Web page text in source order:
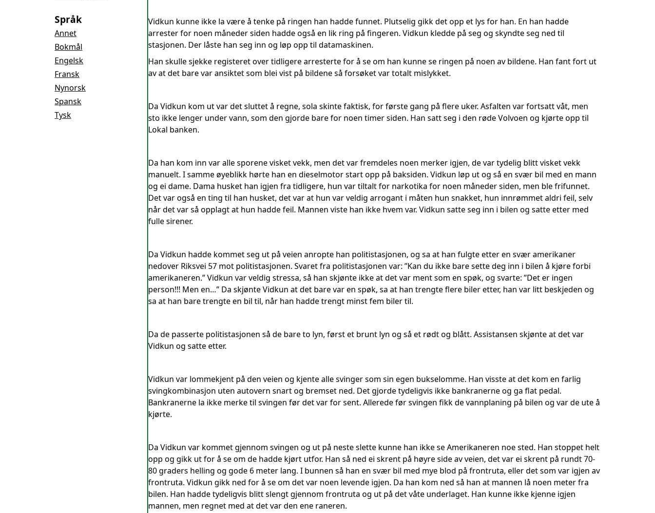
Språk
Annet
Bokmål
Engelsk
Fransk
Nynorsk
Spansk
Tysk
Vidkun kunne ikke la være å tenke på ringen han hadde funnet. Plutselig gikk det opp et lys for han. En han hadde
arrester for noen måneder siden hadde også en lik ring på fingeren. Vidkun kledde på seg og skyndte seg ned til
stasjonen. Der låste han seg inn og løp opp til datamaskinen.
Han skulle sjekke registeret over tidligere arresterte for å se om han kunne se ringen på noen av bildene. Han fant fort ut
av at det bare var ansiktet som blei vist på bildene så forsøket var totalt mislykket.
Da Vidkun kom ut var det sluttet å regne, sola skinte faktisk, for første gang på flere uker. Asfalten var fortsatt våt, men
sto ikke lenger under vann, som den gjorde bare for noen timer siden. Han satt seg i den røde Volvoen og kjørte opp til
Lokal banken.
Da han kom inn var alle sporene visket vekk, men det var fremdeles noen merker igjen, de var tydelig blitt visket vekk
manuelt. I samme øyeblikk hørte han en dieselmotor start opp på baksiden. Vidkun løp ut og så en svær bil med en mann
og ei dame. Dama husket han igjen fra tidligere, hun var tiltalt for narkotika for noen måneder siden, men ble frifunnet.
Det var også en ting til han husket, det var at hun var veldig arrogant i måten hun snakket, hun innrømmet aldri feil, selv
når det var så opplagt at hun hadde feil. Mannen viste han ikke hvem var. Vidkun satte seg inn i bilen og satte etter med
fulle sirener.
Da Vidkun hadde kommet seg ut på veien anropte han politistasjonen, og sa at han fulgte etter en svær amerikaner
nedover Riksvei 57 mot politistasjonen. Svaret fra politistasjonen var: ”Kan du ikke bare sette deg inn i bilen å kjøre forbi
amerikaneren.” Vidkun var veldig stressa, så han skjønte ikke at det var ment som en spøk, og svarte: ”Det er ingen
person!!! Men en…” Da skjønte Vidkun at det bare var en spøk, sa at han trengte flere biler etter, han var litt beskjeden og
sa at han bare trengte en bil til, når han hadde trengt minst fem biler til.
Da de passerte politistasjonen så de bare to lyn, først et brunt lyn og så et rødt og blått. Assistansen skjønte at det var
Vidkun og satte etter.
Vidkun var lommekjent på den veien og kjente alle svinger som sin egen bukselomme. Han visste at det kom en farlig
svingkombinasjon uten autovern snart og bremset ned. Det gjorde tydeligvis ikke bankranerne og ga flat pedal.
Bankranerne la ikke merke til svingen før det var for sent. Allerede før svingen fikk de vannplaning på bilen og var de ute å
kjørte.
Da Vidkun var kommet gjennom svingen og ut på neste slette kunne han ikke se Amerikaneren noe sted. Han stoppet helt
opp og gikk ut for å se om de hadde kjørt utfor. Han så ned ei skrent på høyre side av veien, det var ei skrent på rundt 70-
80 graders helling og gode 6 meter lang. I bunnen så han en svær bil med mye blod på frontruta, eller det som var igjen av
frontruta. Vidkun gikk ned for å se om det var noen levende igjen. Da han kom ned så han at mannen lå noen meter fra
bilen. Han hadde tydeligvis blitt slengt gjennom frontruta og ut på det våte underlaget. Han kunne ikke kjenne igjen
mannen, men regnet med at det var den ene raneren.